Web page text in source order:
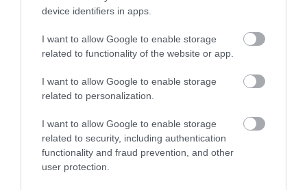
device identifiers in apps.
I want to allow Google to enable storage
related to functionality of the website or app.
I want to allow Google to enable storage
related to personalization.
I want to allow Google to enable storage
related to security, including authentication
functionality and fraud prevention, and other
user protection.
Φωτιά στη Σκύρο: Συνεχίζει να
καίει στο Νησί, συγκλονιστική
βίντεο
06.08.2026 | 19:40
Ξεκινάει τεράστιο έργο αξίας
2.425.000€ στην Εύβοια – Δείτε
06.08.2026 | 19:20
Ο μεγαλύτερος αυτοκινητόδρομος
της Ευρώπης κατασκευάζεται
κοπέλα που έπεσε από
την γέφυρα: Τα
στη Σκύρο: Κινδύνευσε
«Ανάσα» για τους